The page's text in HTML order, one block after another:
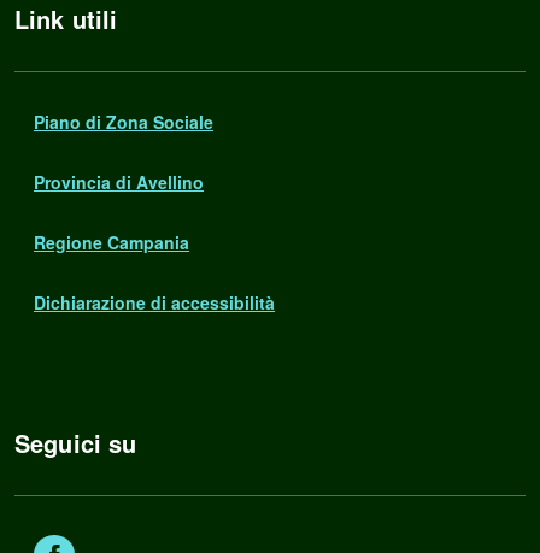
Link utili
Piano di Zona Sociale
Provincia di Avellino
Regione Campania
Dichiarazione di accessibilità
Seguici su